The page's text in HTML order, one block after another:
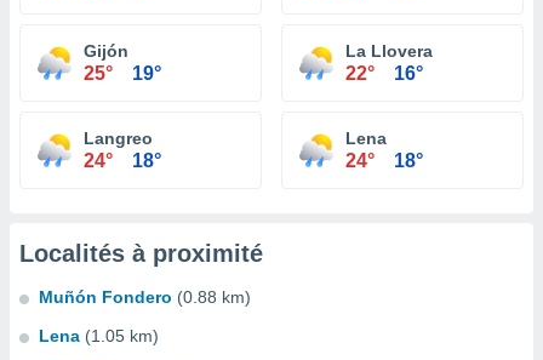
Gijón
25° 19°
La Llovera
22° 16°
Langreo
24° 18°
Lena
24° 18°
Localités à proximité
Muñón Fondero (0.88 km)
Lena (1.05 km)